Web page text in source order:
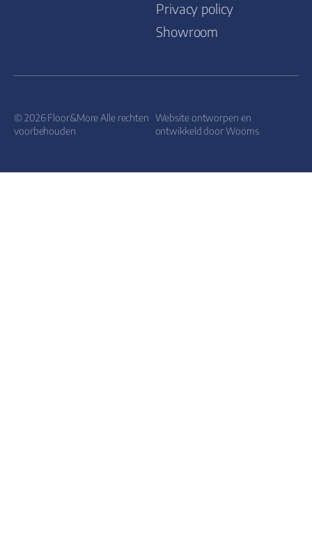
Privacy policy
Showroom
© 2026 Floor&More Alle rechten
voorbehouden
Website ontworpen en
ontwikkeld doorWooms